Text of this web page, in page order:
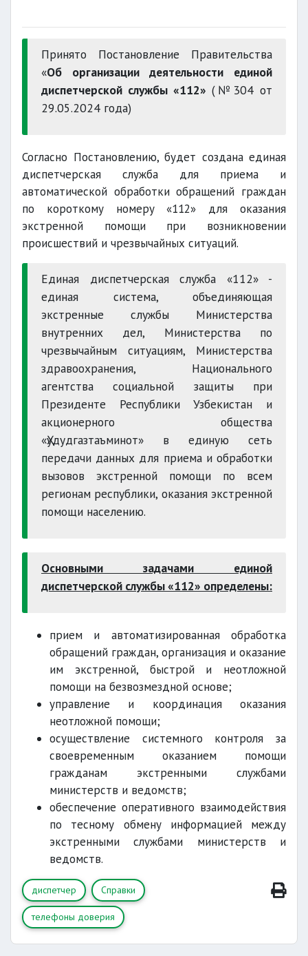
Принято Постановление Правительства
«Об организации деятельности единой
диспетчерской службы «112» (№304 от
29.05.2024 года)
Согласно Постановлению, будет создана единая
диспетчерская служба для приема и
автоматической обработки обращений граждан
по короткому номеру «112» для оказания
экстренной помощи при возникновении
происшествий и чрезвычайных ситуаций.
Единая диспетчерская служба «112» -
единая система, объединяющая
экстренные службы Министерства
внутренних дел, Министерства по
чрезвычайным ситуациям, Министерства
здравоохранения, Национального
агентства социальной защиты при
Президенте Республики Узбекистан и
акционерного общества
«Ҳудудгазтаъминот» в единую сеть
передачи данных для приема и обработки
вызовов экстренной помощи по всем
регионам республики, оказания экстренной
помощи населению.
Основными задачами единой
диспетчерской службы «112» определены:
прием и автоматизированная обработка
обращений граждан, организация и оказание
им экстренной, быстрой и неотложной
помощи на безвозмездной основе;
управление и координация оказания
неотложной помощи;
осуществление системного контроля за
своевременным оказанием помощи
гражданам экстренными службами
министерств и ведомств;
обеспечение оперативного взаимодействия
по тесному обмену информацией между
экстренными службами министерств и
ведомств.
диспетчер Справки
телефоны доверия